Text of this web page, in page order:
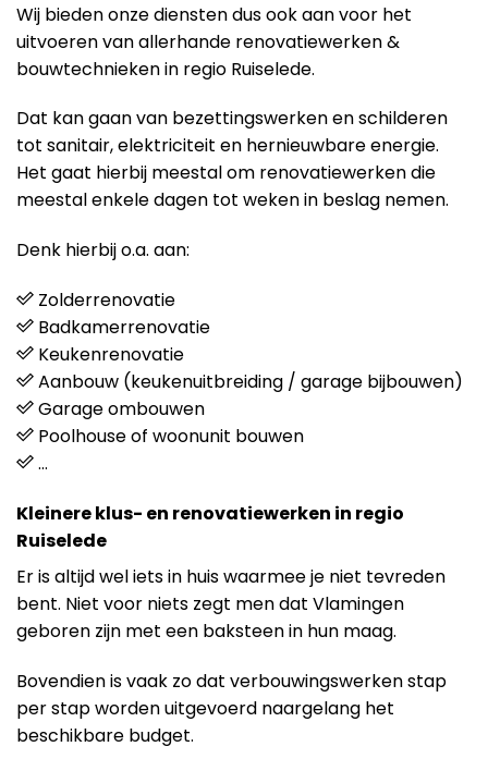
Wij bieden onze diensten dus ook aan voor het
uitvoeren van allerhande renovatiewerken &
bouwtechnieken in regio Ruiselede.
Dat kan gaan van bezettingswerken en schilderen
tot sanitair, elektriciteit en hernieuwbare energie.
Het gaat hierbij meestal om renovatiewerken die
meestal enkele dagen tot weken in beslag nemen.
Denk hierbij o.a. aan:
Zolderrenovatie
Badkamerrenovatie
Keukenrenovatie
Aanbouw (keukenuitbreiding / garage bijbouwen)
Garage ombouwen
Poolhouse of woonunit bouwen
…
Kleinere klus- en renovatiewerken in regio
Ruiselede
Er is altijd wel iets in huis waarmee je niet tevreden
bent. Niet voor niets zegt men dat Vlamingen
geboren zijn met een baksteen in hun maag.
Bovendien is vaak zo dat verbouwingswerken stap
per stap worden uitgevoerd naargelang het
beschikbare budget.